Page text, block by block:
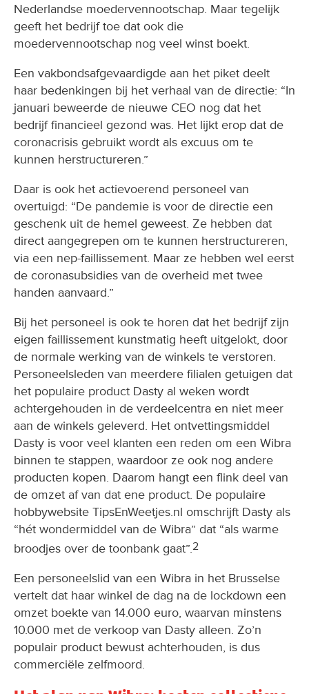
Nederlandse moedervennootschap. Maar tegelijk
geeft het bedrijf toe dat ook die
moedervennootschap nog veel winst boekt.
Een vakbondsafgevaardigde aan het piket deelt
haar bedenkingen bij het verhaal van de directie: “In
januari beweerde de nieuwe CEO nog dat het
bedrijf financieel gezond was. Het lijkt erop dat de
coronacrisis gebruikt wordt als excuus om te
kunnen herstructureren.”
Daar is ook het actievoerend personeel van
overtuigd: “De pandemie is voor de directie een
geschenk uit de hemel geweest. Ze hebben dat
direct aangegrepen om te kunnen herstructureren,
via een nep-faillissement. Maar ze hebben wel eerst
de coronasubsidies van de overheid met twee
handen aanvaard.”
Bij het personeel is ook te horen dat het bedrijf zijn
eigen faillissement kunstmatig heeft uitgelokt, door
de normale werking van de winkels te verstoren.
Personeelsleden van meerdere filialen getuigen dat
het populaire product Dasty al weken wordt
achtergehouden in de verdeelcentra en niet meer
aan de winkels geleverd. Het ontvettingsmiddel
Dasty is voor veel klanten een reden om een Wibra
binnen te stappen, waardoor ze ook nog andere
producten kopen. Daarom hangt een flink deel van
de omzet af van dat ene product. De populaire
hobbywebsite TipsEnWeetjes.nl omschrijft Dasty als
“hét wondermiddel van de Wibra” dat “als warme
broodjes over de toonbank gaat”.2
Een personeelslid van een Wibra in het Brusselse
vertelt dat haar winkel de dag na de lockdown een
omzet boekte van 14.000 euro, waarvan minstens
10.000 met de verkoop van Dasty alleen. Zo’n
populair product bewust achterhouden, is dus
commerciële zelfmoord.